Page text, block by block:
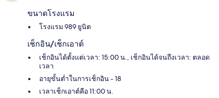
ขนาดโรงแรม
โรงแรม 989 ยูนิต
เช็กอิน/เช็กเอาต์
เช็กอินได้ตั้งแต่เวลา: 15:00 น., เช็กอินได้จนถึงเวลา: ตลอด
เวลา
อายุขั้นต่ำในการเช็กอิน - 18
เวลาเช็กเอาต์คือ 11:00 น.